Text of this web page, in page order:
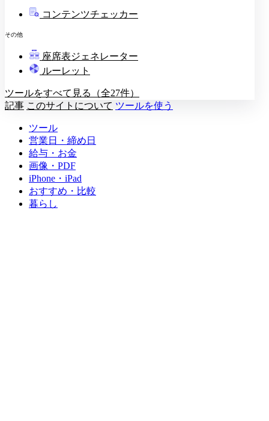
コンテンツチェッカー
その他
教壇
座席表ジェネレーター
ルーレット
ツールをすべて見る（全27件）
記事 このサイトについて ツールを使う
ツール
営業日・締め日
給与・お金
画像・PDF
iPhone・iPad
おすすめ・比較
暮らし